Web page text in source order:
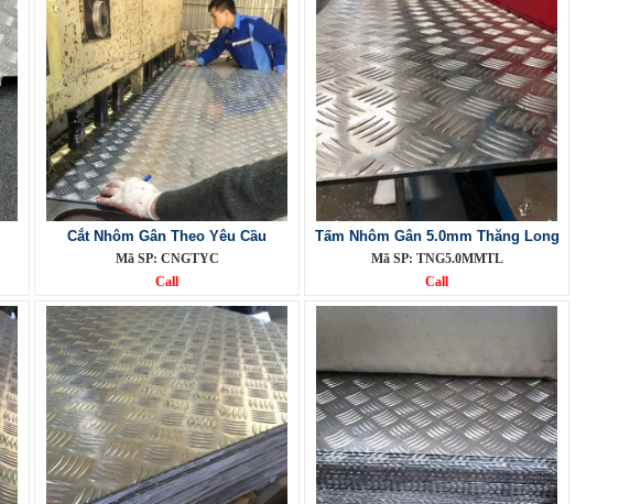
Cắt Nhôm Gân Theo Yêu Cầu
Mã SP: CNGTYC
Call
Tấm Nhôm Gân 5.0mm Thăng Long
Mã SP: TNG5.0MMTL
Call